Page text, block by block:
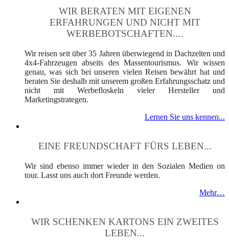
WIR BERATEN MIT EIGENEN
ERFAHRUNGEN UND NICHT MIT
WERBEBOTSCHAFTEN....
Wir reisen seit über 35 Jahren überwiegend in Dachzelten und
4x4-Fahrzeugen abseits des Massentourismus. Wir wissen
genau, was sich bei unseren vielen Reisen bewährt hat und
beraten Sie deshalb mit unserem großen Erfahrungsschatz und
nicht mit Werbefloskeln vieler Hersteller und
Marketingstrategen.
Lernen Sie uns kennen...
EINE FREUNDSCHAFT FÜRS LEBEN...
Wir sind ebenso immer wieder in den Sozialen Medien on
tour. Lasst uns auch dort Freunde werden.
Mehr…
WIR SCHENKEN KARTONS EIN ZWEITES
LEBEN...